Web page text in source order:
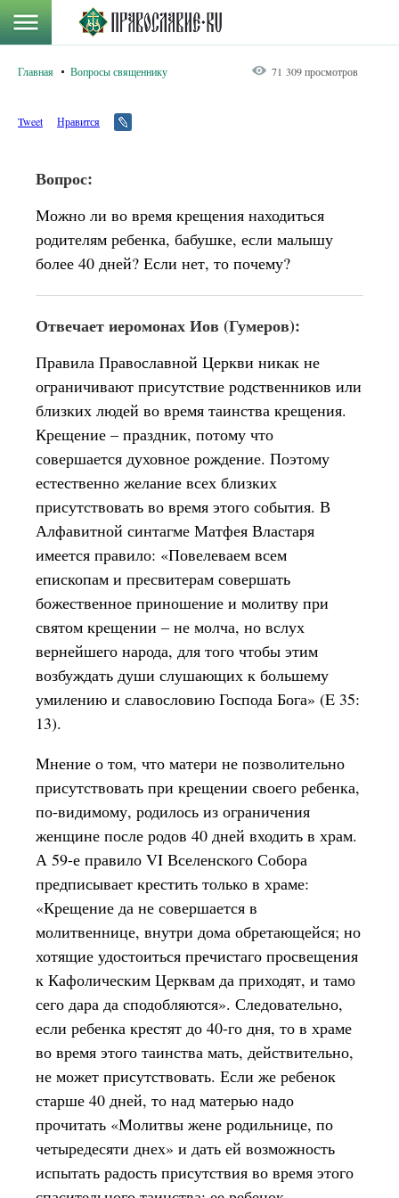
Главная Вопросы священнику 71 309 просмотров
Tweet Нравится
Вопрос:
Можно ли во время крещения находиться
родителям ребенка, бабушке, если малышу
более 40 дней? Если нет, то почему?
Отвечает иеромонах Иов (Гумеров):
Правила Православной Церкви никак не
ограничивают присутствие родственников или
близких людей во время таинства крещения.
Крещение – праздник, потому что
совершается духовное рождение. Поэтому
естественно желание всех близких
присутствовать во время этого события. В
Алфавитной синтагме Матфея Властаря
имеется правило: «Повелеваем всем
епископам и пресвитерам совершать
божественное приношение и молитву при
святом крещении – не молча, но вслух
вернейшего народа, для того чтобы этим
возбуждать души слушающих к большему
умилению и славословию Господа Бога» (E 35:
13).
Мнение о том, что матери не позволительно
присутствовать при крещении своего ребенка,
по-видимому, родилось из ограничения
женщине после родов 40 дней входить в храм.
А 59-е правило VI Вселенского Собора
предписывает крестить только в храме:
«Крещение да не совершается в
молитвеннице, внутри дома обретающейся; но
хотящие удостоиться пречистаго просвещения
к Кафолическим Церквам да приходят, и тамо
сего дара да сподобляются». Следовательно,
если ребенка крестят до 40-го дня, то в храме
во время этого таинства мать, действительно,
не может присутствовать. Если же ребенок
старше 40 дней, то над матерью надо
прочитать «Молитвы жене родильнице, по
четыредесяти днех» и дать ей возможность
испытать радость присутствия во время этого